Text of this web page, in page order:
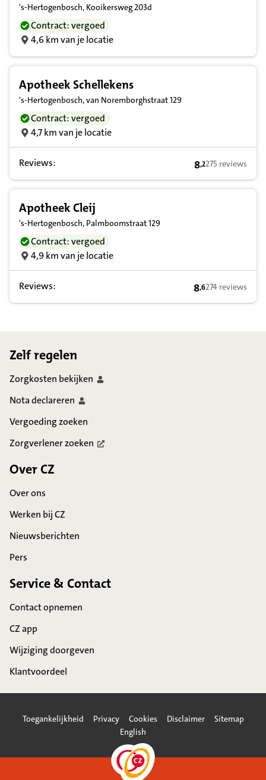
's-Hertogenbosch, Kooikersweg 203d
Contract: vergoed
4,6 km van je locatie
Apotheek Schellekens
's-Hertogenbosch, van Noremborghstraat 129
Contract: vergoed
4,7 km van je locatie
Reviews: 8,2 op basis van
8,2275 reviews
Apotheek Cleij
's-Hertogenbosch, Palmboomstraat 129
Contract: vergoed
4,9 km van je locatie
Reviews: 8,6 op basis van
8,6274 reviews
Zelf regelen
Zorgkosten bekijken
Notadeclareren
Vergoeding zoeken
Zorgverlenerzoeken
Over CZ
Over ons
Werken bij CZ
Nieuwsberichten
Pers
Service & Contact
Contact opnemen
CZ app
Wijziging doorgeven
Klantvoordeel
Toegankelijkheid Privacy Cookies Disclaimer
Sitemap
English